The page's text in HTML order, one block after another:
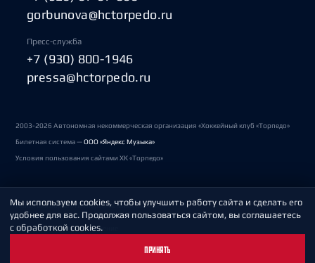
gorbunova@hctorpedo.ru
Пресс-служба
+7 (930) 800-1946
pressa@hctorpedo.ru
2003-2026 Автономная некоммерческая организация «Хоккейный клуб «Торпедо»
Билетная система —ООО «Яндекс Музыка»
Условия пользования сайтами ХК «Торпедо»
Политика обработки персональных данных
Пользовательское соглашение
Мы используем cookies, чтобы улучшить работу сайта и сделать его
удобнее для вас. Продолжая пользоваться сайтом, вы соглашаетесь
с обработкой cookies.
ПРИНЯТЬ